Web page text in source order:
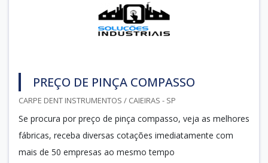
PREÇO DE PINÇA COMPASSO
CARPE DENT INSTRUMENTOS / CAIEIRAS - SP
Se procura por preço de pinça compasso, veja as melhores
fábricas, receba diversas cotações imediatamente com
mais de 50 empresas ao mesmo tempo